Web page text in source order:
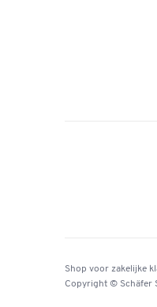
Shop voor zakelijke
Copyright © Schäfer